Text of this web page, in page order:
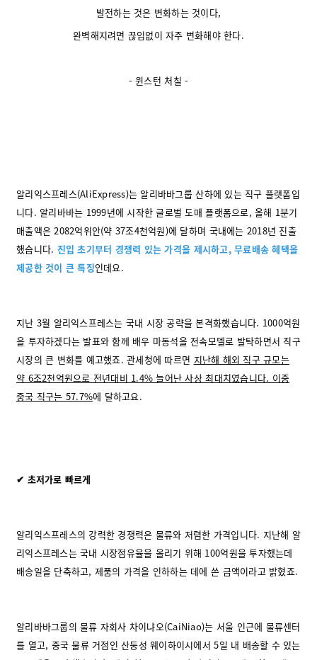
발전하는 것은 변화하는 것이다,
완벽해지려면 끊임없이 자주 변화해야 한다.
- 윈스턴 처칠 -
알리익스프레스(AliExpress)는 알리바바그룹 산하에 있는 직구 플랫폼입
니다. 알리바바는 1999년에 시작한 글로벌 도매 플랫폼으로, 올해 1분기
매출액은 2082억위안(약 37조4천억원)에 달하며 국내에는 2018년 진출
했습니다. 진입 초기부터 경쟁력 있는 가격을 제시하고, 무료배송 혜택을
제공한 것이 큰 특징인데요.
지난 3월 알리익스프레스는 국내 시장 공략을 본격화했습니다. 1000억원
을 투자하겠다는 발표와 함께 배우 마동석을 전속모델로 발탁하면서 직구
시장의 큰 변화를 예고했죠. 관세청에 따르면 지난해 해외 직구 규모는
약 6조2천억원으로 전년대비 1.4% 늘어난 사상 최대치였습니다. 이중
중국 직구는 57.7%에 달하고요.
✔ 초저가로 빠르게
알리익스프레스의 강력한 경쟁력은 물류와 저렴한 가격입니다. 지난해 알
리익스프레스는 국내 시장점유율을 올리기 위해 100억원을 투자했는데
배송일을 단축하고, 제품의 가격을 인하하는 데에 쓴 금액이라고 밝혔죠.
알리바바그룹의 물류 자회사 차이냐오(CaiNiao)는 서울 인근에 물류센터
를 열고, 중국 물류 거점인 산둥성 웨이하이시에서 5일 내 배송할 수 있는